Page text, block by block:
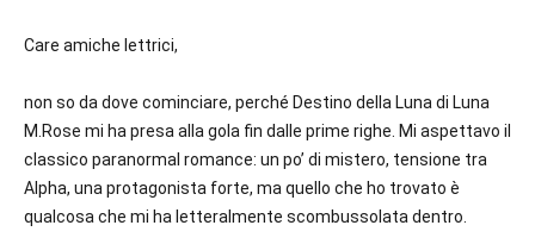
Care amiche lettrici,
non so da dove cominciare, perché Destino della Luna di Luna
M.Rose mi ha presa alla gola fin dalle prime righe. Mi aspettavo il
classico paranormal romance: un po’ di mistero, tensione tra
Alpha, una protagonista forte, ma quello che ho trovato è
qualcosa che mi ha letteralmente scombussolata dentro.